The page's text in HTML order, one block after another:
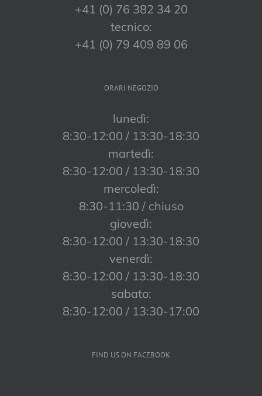
+41 (0) 76 382 34 20
tecnico:
+41 (0) 79 409 89 06
ORARI NEGOZIO
lunedì:
8:30-12:00 / 13:30-18:30
martedì:
8:30-12:00 / 13:30-18:30
mercoledì:
8:30-11:30 / chiuso
giovedì:
8:30-12:00 / 13:30-18:30
venerdì:
8:30-12:00 / 13:30-18:30
sabato:
8:30-12:00 / 13:30-17:00
FIND US ON FACEBOOK